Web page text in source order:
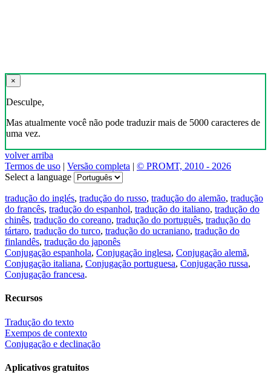
×
Desculpe,
Mas atualmente você não pode traduzir mais de 5000 caracteres de
uma vez.
volver arriba
Termos de uso | Versão completa | © PROMT, 2010 - 2026
Select a language
tradução do inglés, tradução do russo, tradução do alemão, tradução
do francês, tradução do espanhol, tradução do italiano, tradução do
chinês, tradução do coreano, tradução do português, tradução do
tártaro, tradução do turco, tradução do ucraniano, tradução do
finlandês, tradução do japonês
Conjugação espanhola, Conjugação inglesa, Conjugação alemã,
Conjugação italiana, Conjugação portuguesa, Conjugação russa,
Conjugação francesa.
Recursos
Tradução do texto
Exempos de contexto
Conjugação e declinação
Aplicativos gratuitos